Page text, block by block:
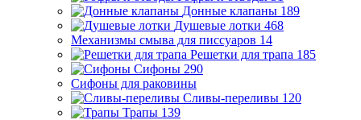
Донные клапаны 189
Душевые лотки 468
Механизмы смыва для писсуаров 14
Решетки для трапа 185
Сифоны 290
Сифоны для раковины
Сливы-переливы 120
Трапы 139